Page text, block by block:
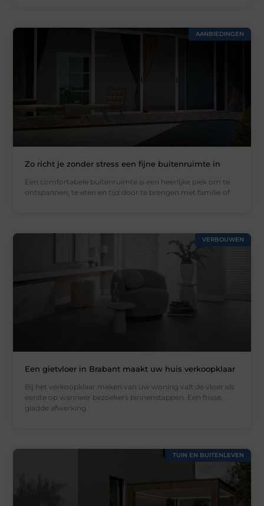
AANBIEDINGEN
Zo richt je zonder stress een fijne buitenruimte in
Een comfortabele buitenruimte is een heerlijke plek om te
ontspannen, te eten en tijd door te brengen met familie of
VERBOUWEN
Een gietvloer in Brabant maakt uw huis verkoopklaar
Bij het verkoopklaar maken van uw woning valt de vloer als
eerste op wanneer bezoekers binnenstappen. Een frisse,
gladde afwerking
TUIN EN BUITENLEVEN